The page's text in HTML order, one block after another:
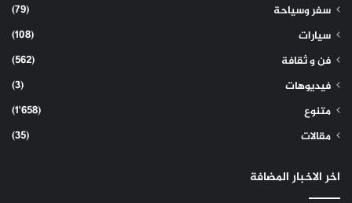
سفر وسياحة
(79)
سيارات
(108)
فن و ثقافة
(562)
فيديوهات
(3)
متنوع
(1٬658)
مقالات
(35)
اخر الاخبار المضافة